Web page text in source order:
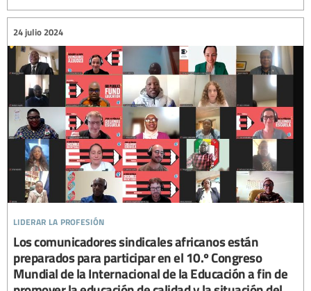
liderar la profesión
24 julio 2024
Los comunicadores sindicales africanos están
preparados para participar en el 10.º Congreso
Mundial de la Internacional de la Educación a fin de